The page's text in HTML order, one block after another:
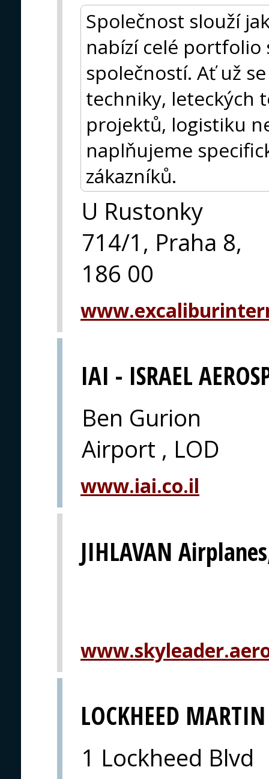
Společnost slouží
nabízí celé portfolio
společností. Ať už
techniky, leteckých
projektů, logistiku
naplňujeme
zákazníků.
U Rustonky
714/1, Praha 8,
186 00
IAI - ISRAEL
Ben Gurion
Airport , LOD
www.iai.co.il
JIHLAVAN
LOCKHEED MARTIN
1 Lockheed Blvd